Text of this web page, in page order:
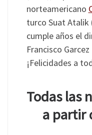
norteamericano
turco Suat Atalik
cumple años el
Francisco
¡Felicidades a
Todas las
a partir